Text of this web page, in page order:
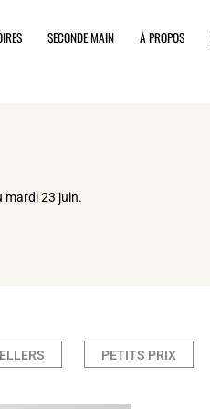
SECONDE MAIN À PROPOS
mardi 23 juin.
PETITS PRIX